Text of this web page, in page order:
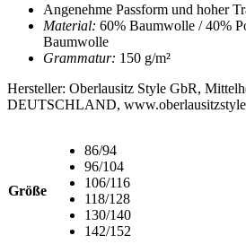
Angenehme Passform und hoher
Material: 60% Baumwolle / 40%
Baumwolle
Grammatur: 150 g/m²
Hersteller: Oberlausitz Style GbR,
DEUTSCHLAND,
Größe
86/94
96/104
106/116
118/128
130/140
142/152